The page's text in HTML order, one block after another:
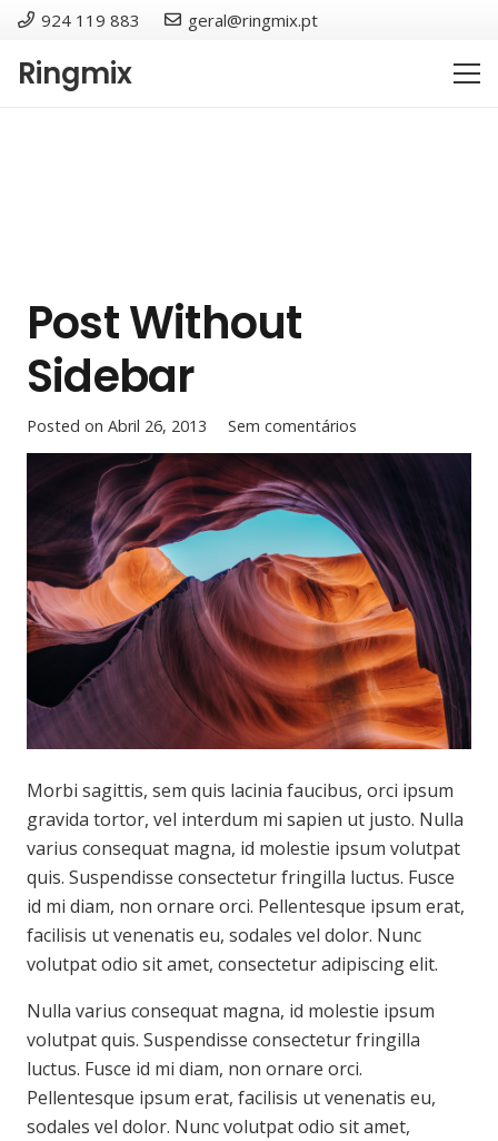
924 119 883 geral@ringmix.pt
Ringmix
Post Without
Sidebar
Posted on Abril 26, 2013 Sem comentários
Morbi sagittis, sem quis lacinia faucibus, orci ipsum
gravida tortor, vel interdum mi sapien ut justo. Nulla
varius consequat magna, id molestie ipsum volutpat
quis. Suspendisse consectetur fringilla luctus. Fusce
id mi diam, non ornare orci. Pellentesque ipsum erat,
facilisis ut venenatis eu, sodales vel dolor. Nunc
volutpat odio sit amet, consectetur adipiscing elit.
Nulla varius consequat magna, id molestie ipsum
volutpat quis. Suspendisse consectetur fringilla
luctus. Fusce id mi diam, non ornare orci.
Pellentesque ipsum erat, facilisis ut venenatis eu,
sodales vel dolor. Nunc volutpat odio sit amet,